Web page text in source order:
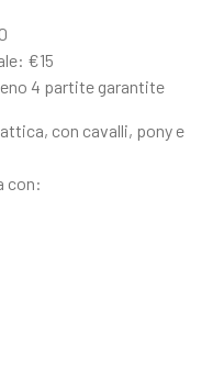
€15
4 partite garantite
con cavalli, pony e
con: